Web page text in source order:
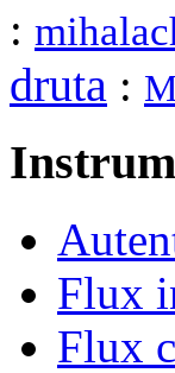
:
druta :
Flux
Flux